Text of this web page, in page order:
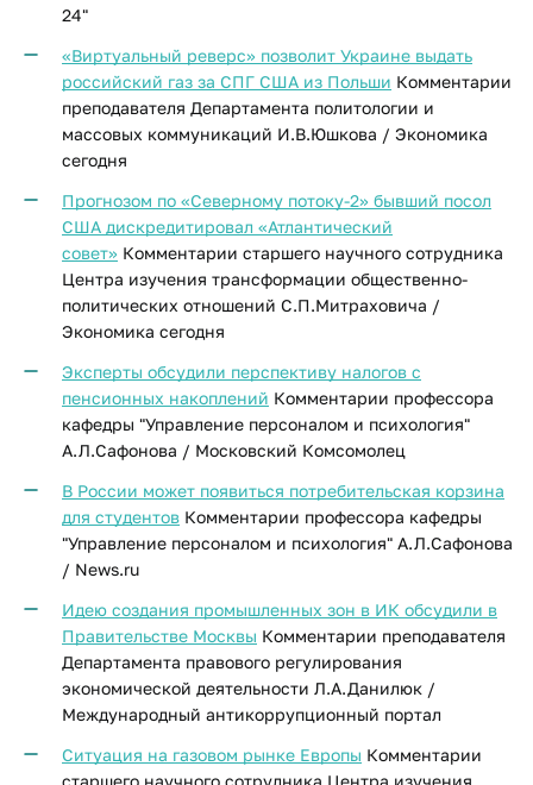
24"
«Виртуальный реверс» позволит Украине выдать
российский газ за СПГ США из Польши Комментарии
преподавателя Департамента политологии и
массовых коммуникаций И.В.Юшкова / Экономика
сегодня
Прогнозом по «Северному потоку-2» бывший посол
США дискредитировал «Атлантический
совет» Комментарии старшего научного сотрудника
Центра изучения трансформации общественно-
политических отношений С.П.Митраховича /
Экономика сегодня
Эксперты обсудили перспективу налогов с
пенсионных накоплений Комментарии профессора
кафедры "Управление персоналом и психология"
А.Л.Сафонова / Московский Комсомолец
В России может появиться потребительская корзина
для студентов Комментарии профессора кафедры
"Управление персоналом и психология" А.Л.Сафонова
/ News.ru
Идею создания промышленных зон в ИК обсудили в
Правительстве Москвы Комментарии преподавателя
Департамента правового регулирования
экономической деятельности Л.А.Данилюк /
Международный антикоррупционный портал
Ситуация на газовом рынке Европы Комментарии
старшего научного сотрудника Центра изучения